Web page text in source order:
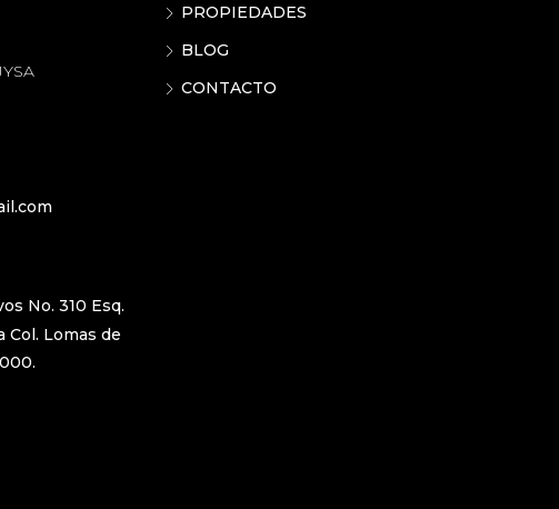
No. 310 Esq.
Col. Lomas de
PROPIEDADES
BLOG
CONTACTO